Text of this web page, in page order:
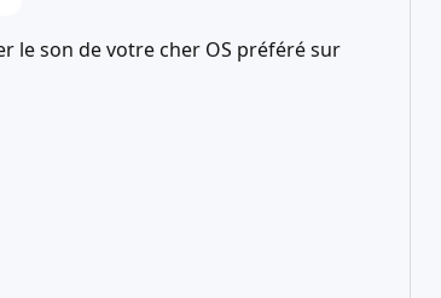
le son de votre cher OS préféré sur